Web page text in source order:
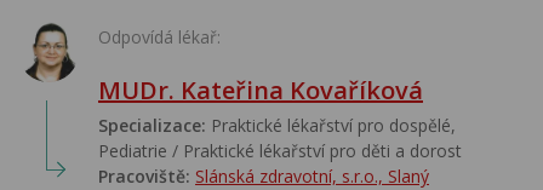
Odpovídá lékař:
MUDr. Kateřina Kovaříková
Specializace: Praktické lékařství pro dospělé,
Pediatrie / Praktické lékařství pro děti a dorost
Pracoviště: Slánská zdravotní, s.r.o., Slaný